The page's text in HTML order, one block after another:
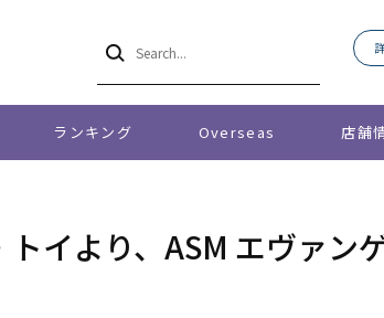
ランキング Overseas 店舗
トイより、ASM エヴァ